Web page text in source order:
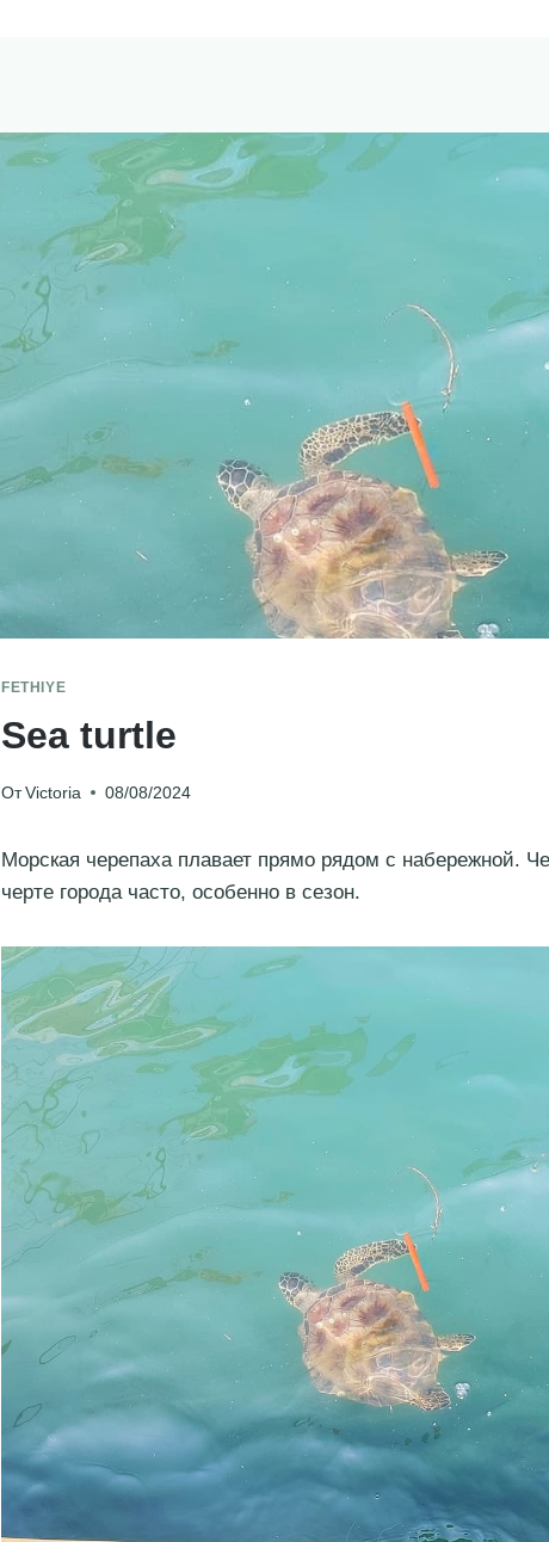
FETHIYE
Sea turtle
От Victoria 08/08/2024
Морская черепаха плавает прямо рядом с набережной.
черте города часто, особенно в сезон.